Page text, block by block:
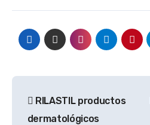
de
RILASTIL productos
dermatológicos